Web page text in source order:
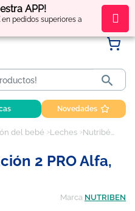
APP!
en pedidos superiores a
por tus compras

Novedades
del bebé Leches Nutribén Continuación 2 PRO Alfa, 800 g
2 PRO Alfa,
Marca NUTRIBEN